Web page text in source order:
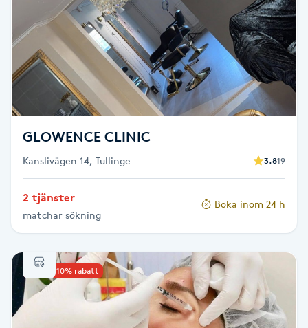
Healing
Herrklippning
HIFU
Hollywood Peel
Hot Stone Massage
Hot yoga
Hudföryngring
Huduppstramning
GLOWENCE CLINIC
Kanslivägen 14, Tullinge 3.819
2 tjänster
matchar sökning
Boka inom 24 h
Upp till 10% rabatt